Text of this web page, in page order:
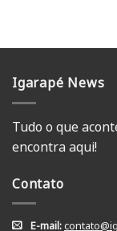
Igarapé News
Tudo o que
encontra aqui!
Contato
E-mail: